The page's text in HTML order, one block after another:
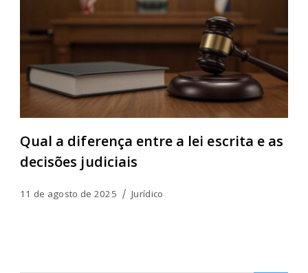
Qual a diferença entre a lei escrita e as
decisões judiciais
11 de agosto de 2025 Jurídico